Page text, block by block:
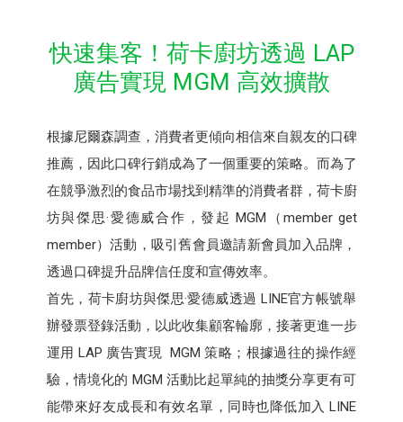
快速集客！荷卡廚坊透過 LAP
廣告實現 MGM 高效擴散
根據尼爾森調查，消費者更傾向相信來自親友的口碑
推薦，因此口碑行銷成為了一個重要的策略。而為了
在競爭激烈的食品市場找到精準的消費者群，荷卡廚
坊與傑思·愛德威合作，發起 MGM（member get
member）活動，吸引舊會員邀請新會員加入品牌，
透過口碑提升品牌信任度和宣傳效率。
首先，荷卡廚坊與傑思·愛德威透過 LINE官方帳號舉
辦發票登錄活動，以此收集顧客輪廓，接著更進一步
運用 LAP 廣告實現 MGM 策略；根據過往的操作經
驗，情境化的 MGM 活動比起單純的抽獎分享更有可
能帶來好友成長和有效名單，同時也降低加入 LINE